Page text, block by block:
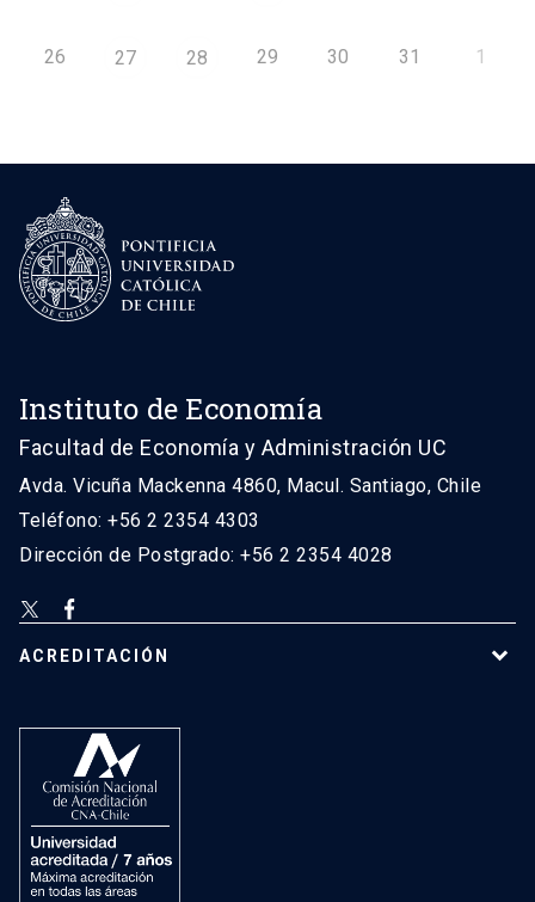
26 27 28 29 30 31 1
Instituto de Economía
Facultad de Economía y Administración UC
Avda. Vicuña Mackenna 4860, Macul. Santiago, Chile
Teléfono: +56 2 2354 4303
Dirección de Postgrado: +56 2 2354 4028
ACREDITACIÓN